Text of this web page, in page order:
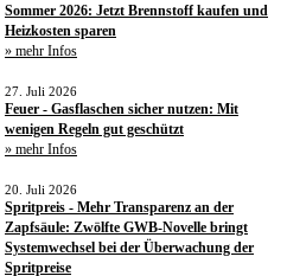
Sommer 2026: Jetzt Brennstoff kaufen und
Heizkosten sparen
» mehr Infos
27. Juli 2026
Feuer - Gasflaschen sicher nutzen: Mit
wenigen Regeln gut geschützt
» mehr Infos
20. Juli 2026
Spritpreis - Mehr Transparenz an der
Zapfsäule: Zwölfte GWB-Novelle bringt
Systemwechsel bei der Überwachung der
Spritpreise